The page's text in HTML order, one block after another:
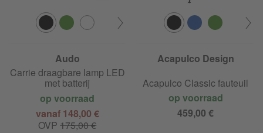
Audo
Carrie draagbare lamp LED
met batterij
op voorraad
vanaf 148,00 €
OVP175,00 €
Acapulco Design
Acapulco Classic fauteuil
op voorraad
459,00 €